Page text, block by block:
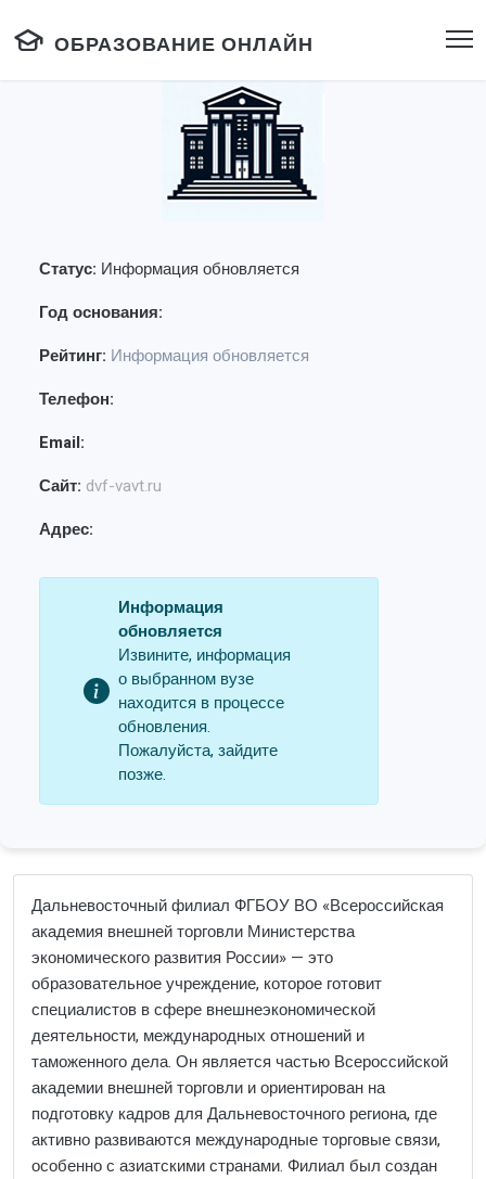
ОБРАЗОВАНИЕ ОНЛАЙН
Статус: Информация обновляется
Год основания:
Рейтинг: Информация обновляется
Телефон:
Email:
Сайт: dvf-vavt.ru
Адрес:
Информация
обновляется
Извините, информация
о выбранном вузе
находится в процессе
обновления.
Пожалуйста, зайдите
позже.
Дальневосточный филиал ФГБОУ ВО «Всероссийская
академия внешней торговли Министерства
экономического развития России» — это
образовательное учреждение, которое готовит
специалистов в сфере внешнеэкономической
деятельности, международных отношений и
таможенного дела. Он является частью Всероссийской
академии внешней торговли и ориентирован на
подготовку кадров для Дальневосточного региона, где
активно развиваются международные торговые связи,
особенно с азиатскими странами. Филиал был создан